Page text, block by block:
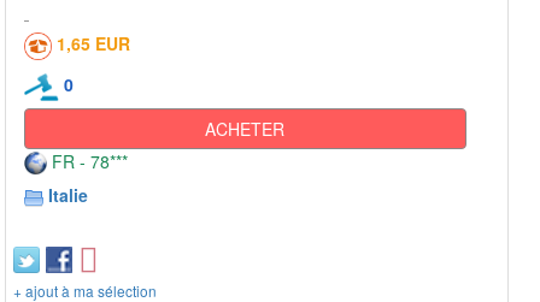
1,65 EUR
0
ACHETER
FR - 78***
Italie
+ ajout à ma sélection